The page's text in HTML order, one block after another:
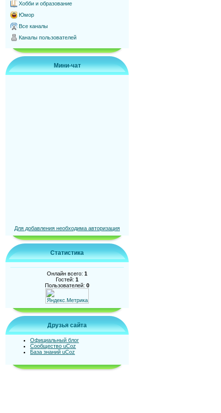
Хобби и образование
Юмор
Все каналы
Каналы пользователей
Мини-чат
Для добавления необходима авторизация
Статистика
Онлайн всего: 1
Гостей: 1
Пользователей: 0
Друзья сайта
Официальный блог
Сообщество uCoz
База знаний uCoz